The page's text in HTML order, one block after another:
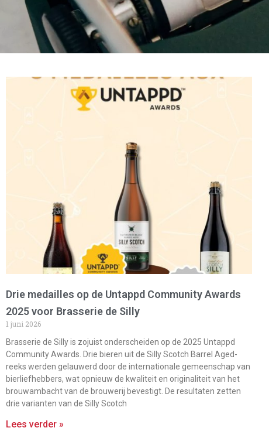
Drie medailles op de Untappd Community Awards
2025 voor Brasserie de Silly
1 juni 2026
Brasserie de Silly is zojuist onderscheiden op de 2025 Untappd
Community Awards. Drie bieren uit de Silly Scotch Barrel Aged-
reeks werden gelauwerd door de internationale gemeenschap van
bierliefhebbers, wat opnieuw de kwaliteit en originaliteit van het
brouwambacht van de brouwerij bevestigt. De resultaten zetten
drie varianten van de Silly Scotch
Lees verder »